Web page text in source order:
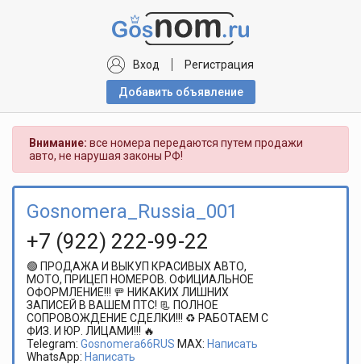
Вход Регистрация
Добавить объявлениe
Внимание: все номера передаются путем продажи
авто, не нарушая законы РФ!
Gosnomera_Russia_001
+7 (922) 222-99-22
🟢 ПРОДАЖА И ВЫКУП КРАСИВЫХ АВТО,
МОТО, ПРИЦЕП НОМЕРОВ. ОФИЦИАЛЬНОЕ
ОФОРМЛЕНИЕ!!! 🚥 НИКАКИХ ЛИШНИХ
ЗАПИСЕЙ В ВАШЕМ ПТС! 📃 ПОЛНОЕ
СОПРОВОЖДЕНИЕ СДЕЛКИ!!! ♻️ РАБОТАЕМ С
ФИЗ. И ЮР. ЛИЦАМИ!!! 🔥
Telegram: Gosnomera66RUS MAX: Написать
WhatsApp: Написать